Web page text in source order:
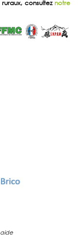
consultez notre